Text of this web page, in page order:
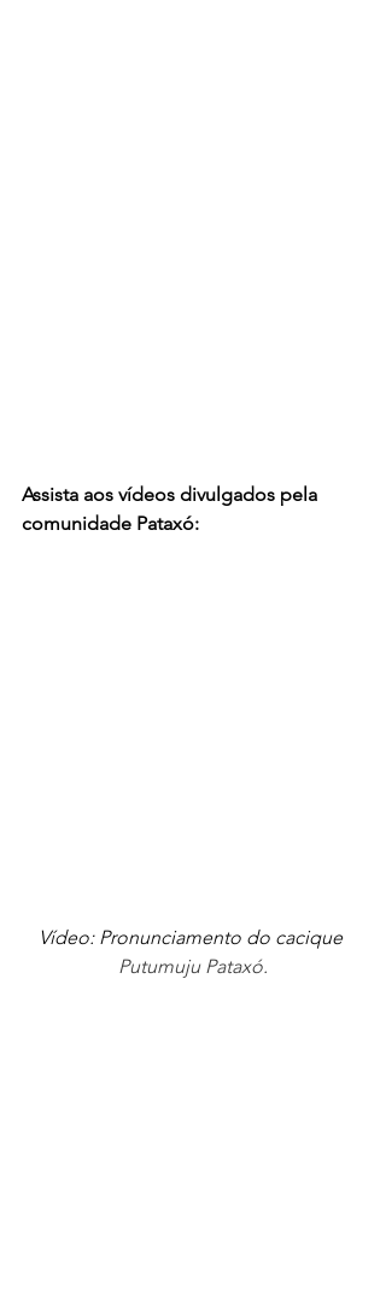
Assista aos vídeos divulgados pela
comunidade Pataxó:
Vídeo: Pronunciamento do cacique
Putumuju Pataxó.